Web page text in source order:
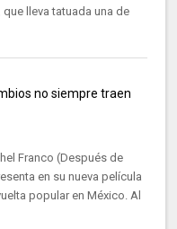
lleva tatuada una de
no siempre traen
Franco (Después de
en su nueva película
popular en México. Al